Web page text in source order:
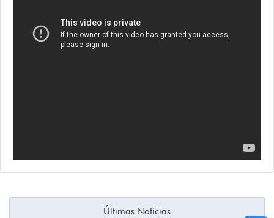
Últimas Notícias